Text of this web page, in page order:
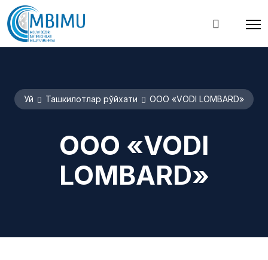
Уй Ташкилотлар рўйхати OOO «VODI LOMBARD»
OOO «VODI
LOMBARD»